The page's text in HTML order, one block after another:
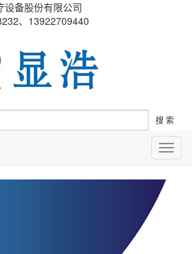
设备股份有限公司
、13922709440
搜 索
导
航
菜